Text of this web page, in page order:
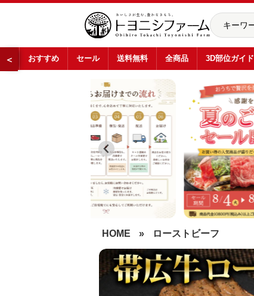
＜ おすすめ セール 送料無料 全商品 3D部位ガイド
HOME » ローストビーフ